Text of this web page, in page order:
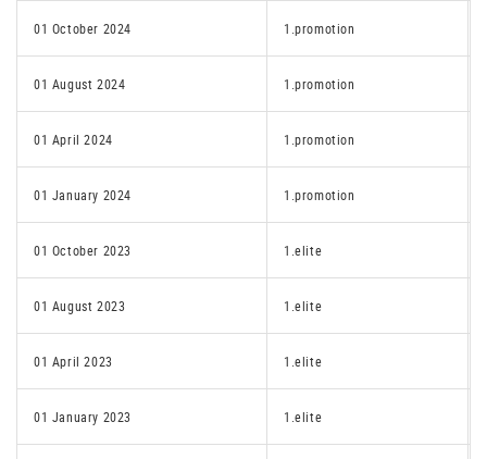
01 October 2024 1.promotion
01 August 2024 1.promotion
01 April 2024 1.promotion
01 January 2024 1.promotion
01 October 2023 1.elite
01 August 2023 1.elite
01 April 2023 1.elite
01 January 2023 1.elite